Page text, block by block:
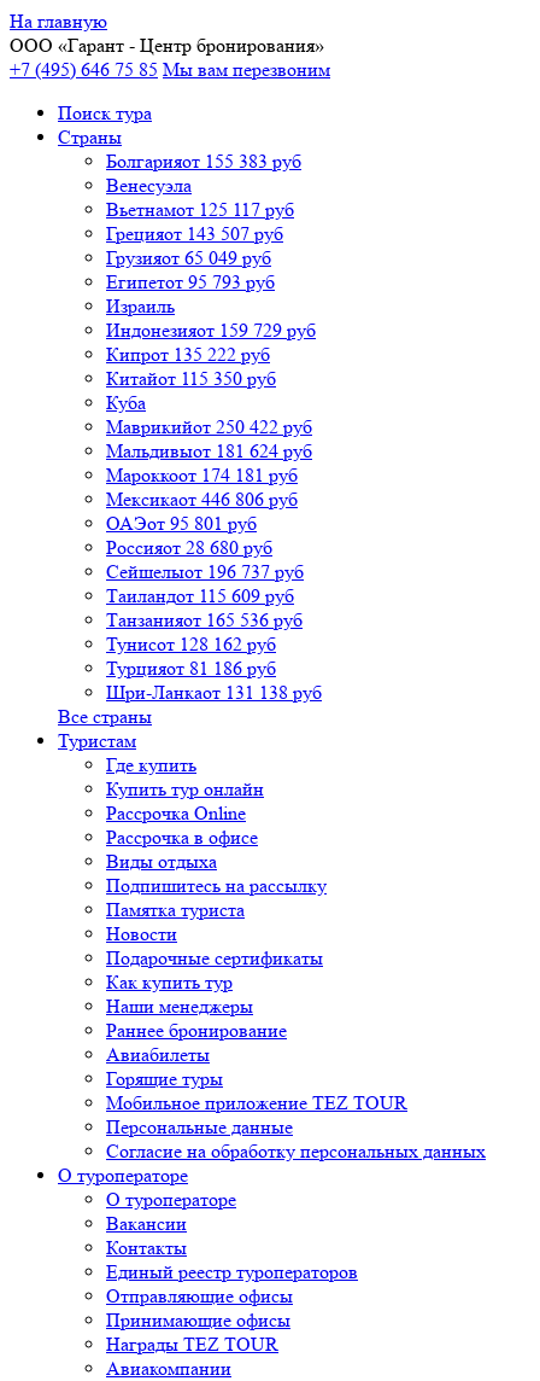
На главную
ООО «Гарант - Центр бронирования»
+7 (495) 646 75 85 Мы вам перезвоним
Поиск тура
Cтраны
Болгарияот 155 383 руб
Венесуэла
Вьетнамот 125 117 руб
Грецияот 143 507 руб
Грузияот 65 049 руб
Египетот 95 793 руб
Израиль
Индонезияот 159 729 руб
Кипрот 135 222 руб
Китайот 115 350 руб
Куба
Маврикийот 250 422 руб
Мальдивыот 181 624 руб
Мароккоот 174 181 руб
Мексикаот 446 806 руб
ОАЭот 95 801 руб
Россияот 28 680 руб
Сейшелыот 196 737 руб
Таиландот 115 609 руб
Танзанияот 165 536 руб
Тунисот 128 162 руб
Турцияот 81 186 руб
Шри-Ланкаот 131 138 руб
Все страны
Туристам
Где купить
Купить тур онлайн
Рассрочка Online
Рассрочка в офисе
Виды отдыха
Подпишитесь на рассылку
Памятка туриста
Новости
Подарочные сертификаты
Как купить тур
Наши менеджеры
Раннее бронирование
Авиабилеты
Горящие туры
Мобильное приложение TEZ TOUR
Персональные данные
Согласие на обработку персональных данных
О туроператоре
О туроператоре
Вакансии
Контакты
Единый реестр туроператоров
Отправляющие офисы
Принимающие офисы
Награды TEZ TOUR
Авиакомпании